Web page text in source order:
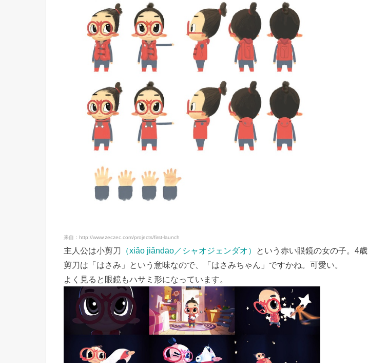
来自：http://www.zeczec.com/projects/first-launch
主人公は小剪刀 （xiǎo jiǎndāo／シャオジェンダオ）
という赤い眼鏡の女の子。4歳
剪刀は「はさみ」という意味なので、「はさみちゃん」ですかね。可愛い。
よく見ると眼鏡もハサミ形になっています。